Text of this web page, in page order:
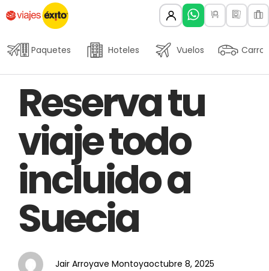
Paquetes Hoteles Vuelos Carros
IN:
Reserva tu
viaje todo
incluido a
Suecia
Jair Arroyave Montoya
on:
octubre 8, 2025